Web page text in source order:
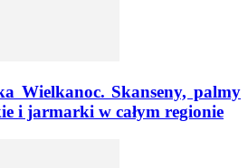
Wielkanoc. Skanseny, palmy
i jarmarki w całym regionie